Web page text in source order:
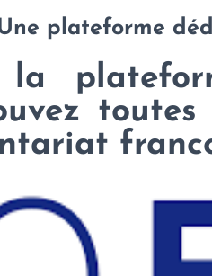
Une plateforme
la